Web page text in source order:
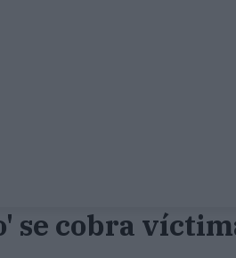
se cobra